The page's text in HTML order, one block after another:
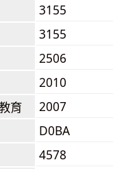
3155
3155
2506
2010
育
2007
D0BA
4578